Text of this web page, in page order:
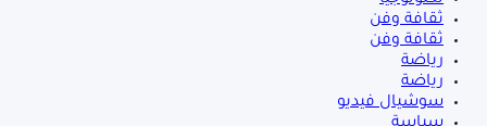
ثقافة وفن
ثقافة وفن
رياضة
رياضة
سوشيال فيديو